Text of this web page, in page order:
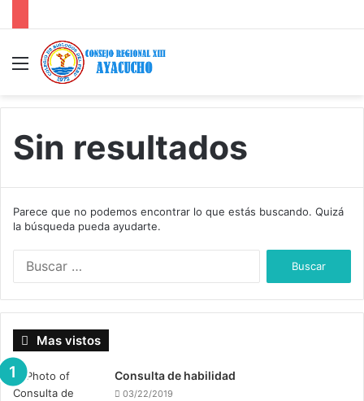
Menú
Sin resultados
Parece que no podemos encontrar lo que estás buscando. Quizá
la búsqueda pueda ayudarte.
c
Mas vistos
Consulta de habilidad
03/22/2019